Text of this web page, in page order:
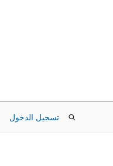
تسجيل الدخول